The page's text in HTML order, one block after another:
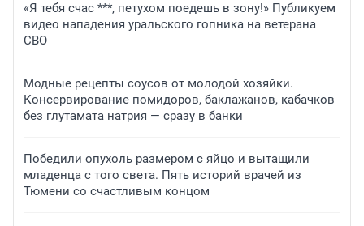
«Я тебя счас ***, петухом поедешь в зону!» Публикуем
видео нападения уральского гопника на ветерана
СВО
Модные рецепты соусов от молодой хозяйки.
Консервирование помидоров, баклажанов, кабачков
без глутамата натрия — сразу в банки
Победили опухоль размером с яйцо и вытащили
младенца с того света. Пять историй врачей из
Тюмени со счастливым концом